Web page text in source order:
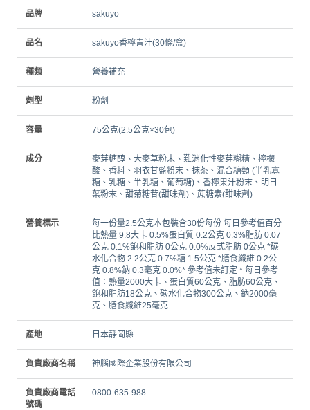
品牌 sakuyo
品名 sakuyo香檸青汁(30條/盒)
種類 營養補充
劑型 粉劑
容量 75公克(2.5公克×30包)
成分
麥芽糖醇、大麥草粉末、難消化性麥芽糊精、檸檬
酸、香料、羽衣甘藍粉末、抹茶、混合糖類 (半乳寡
糖、乳糖、半乳糖、葡萄糖)、香檸果汁粉末、明日
葉粉末、甜菊糖苷(甜味劑)、蔗糖素(甜味劑)
營養標示
每一份量2.5公克本包裝含30份每份 每日參考值百分
比熱量 9.8大卡 0.5%蛋白質 0.2公克 0.3%脂肪 0.07
公克 0.1%飽和脂肪 0公克 0.0%反式脂肪 0公克 *碳
水化合物 2.2公克 0.7%糖 1.5公克 *膳食纖維 0.2公
克 0.8%鈉 0.3毫克 0.0%* 參考值未訂定 * 每日參考
值：熱量2000大卡、蛋白質60公克、脂肪60公克、
飽和脂肪18公克、碳水化合物300公克、鈉2000毫
克、膳食纖維25毫克
產地 日本靜岡縣
負責廠商名稱 神腦國際企業股份有限公司
負責廠商電話
號碼
0800-635-988